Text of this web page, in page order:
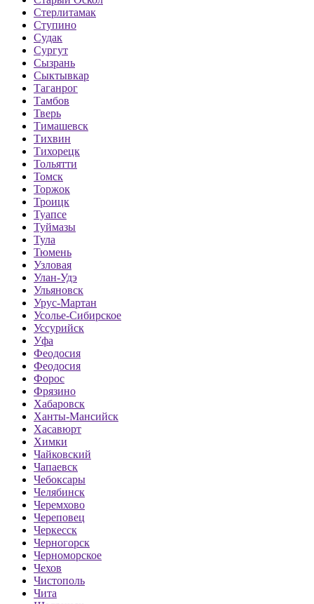
Стерлитамак
Ступино
Судак
Сургут
Сызрань
Сыктывкар
Таганрог
Тамбов
Тверь
Тимашевск
Тихвин
Тихорецк
Тольятти
Томск
Торжок
Троицк
Туапсе
Туймазы
Тула
Тюмень
Узловая
Улан-Удэ
Ульяновск
Урус-Мартан
Усолье-Сибирское
Уссурийск
Уфа
Феодосия
Феодосия
Форос
Фрязино
Хабаровск
Ханты-Мансийск
Хасавюрт
Химки
Чайковский
Чапаевск
Чебоксары
Челябинск
Черемхово
Череповец
Черкесск
Черногорск
Черноморское
Чехов
Чистополь
Чита